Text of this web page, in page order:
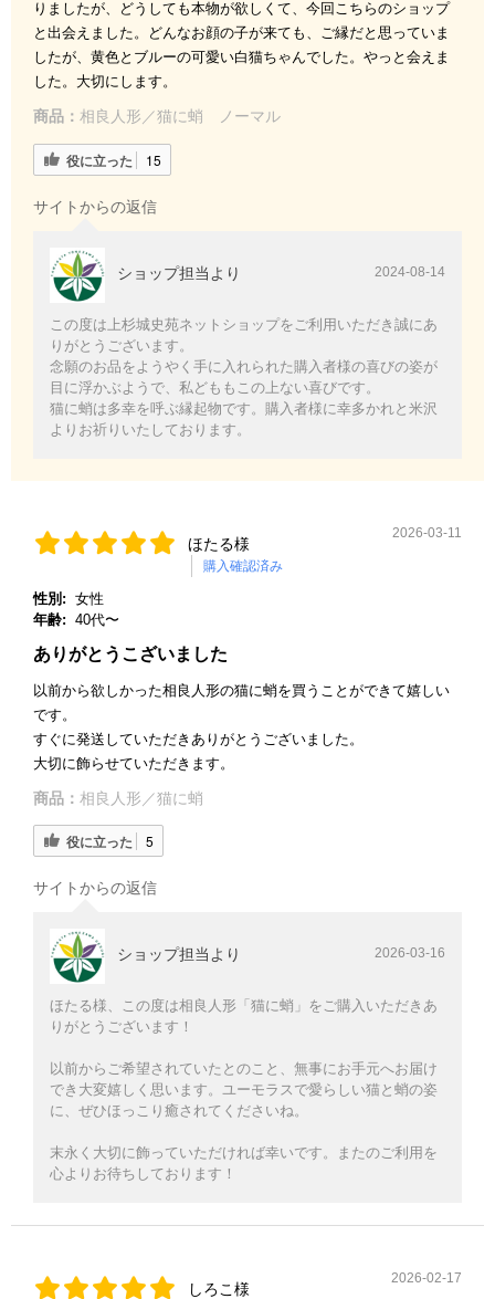
りましたが、どうしても本物が欲しくて、今回こちらのショップ
と出会えました。どんなお顔の子が来ても、ご縁だと思っていま
したが、黄色とブルーの可愛い白猫ちゃんでした。やっと会えま
した。大切にします。
商品： 相良人形／猫に蛸 ノーマル
役に立った 15
サイトからの返信
ショップ担当より 2024-08-14
この度は上杉城史苑ネットショップをご利用いただき誠にあ
りがとうございます。
念願のお品をようやく手に入れられた購入者様の喜びの姿が
目に浮かぶようで、私どももこの上ない喜びです。
猫に蛸は多幸を呼ぶ縁起物です。購入者様に幸多かれと米沢
よりお祈りいたしております。
ほたる様
購入確認済み
2026-03-11
性別: 女性
年齢: 40代〜
ありがとうこざいました
以前から欲しかった相良人形の猫に蛸を買うことができて嬉しい
です。
すぐに発送していただきありがとうございました。
大切に飾らせていただきます。
商品： 相良人形／猫に蛸
役に立った 5
サイトからの返信
ショップ担当より 2026-03-16
ほたる様、この度は相良人形「猫に蛸」をご購入いただきあ
りがとうございます！
以前からご希望されていたとのこと、無事にお手元へお届け
でき大変嬉しく思います。ユーモラスで愛らしい猫と蛸の姿
に、ぜひほっこり癒されてくださいね。
末永く大切に飾っていただければ幸いです。またのご利用を
心よりお待ちしております！
しろこ様
2026-02-17